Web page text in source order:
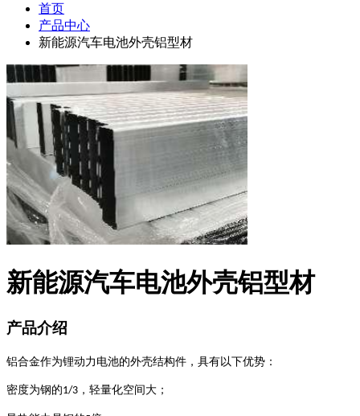
首页
产品中心
新能源汽车电池外壳铝型材
新能源汽车电池外壳铝型材
产品介绍
铝合金作为锂动力电池的外壳结构件，具有以下优势：
密度为钢的1/3 ，轻量化空间大；